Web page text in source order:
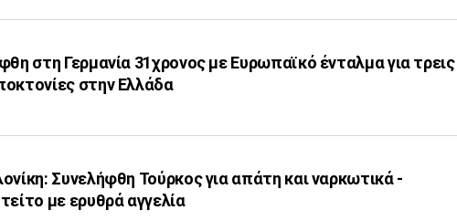
στη Γερμανία 31χρονος με Ευρωπαϊκό ένταλμα για τρεις
στην Ελλάδα
Συνελήφθη Τούρκος για απάτη και ναρκωτικά -
με ερυθρά αγγελία